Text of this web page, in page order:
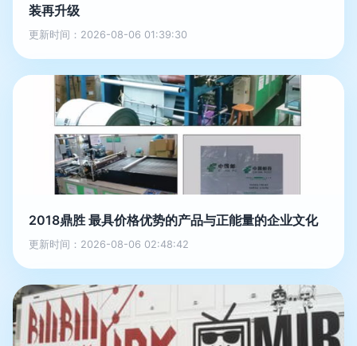
装再升级
更新时间：2026-08-06 01:39:30
2018鼎胜 最具价格优势的产品与正能量的企业文化
更新时间：2026-08-06 02:48:42